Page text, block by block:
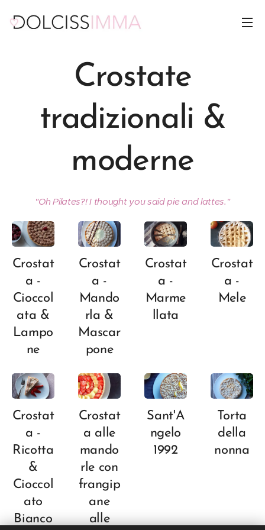
Crostate
tradizionali &
moderne
"Oh Pilates?! I thought you said pie and lattes."
Crostat
a -
Cioccol
ata &
Lampo
ne
Crostat
a -
Mando
rla &
Mascar
pone
Crostat
a -
Marme
llata
Crostat
a -
Mele
Crostat
a -
Ricotta
&
Cioccol
ato
Bianco
Crostat
a alle
mando
rle con
frangip
ane
alle
Sant'A
ngelo
1992
Torta
della
nonna